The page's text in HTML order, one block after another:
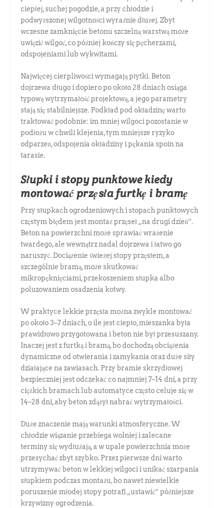
ciepłej, suchej pogodzie, a przy chłodzie i
podwyższonej wilgotności wyraźnie dłużej. Zbyt
wczesne zamknięcie betonu szczelną warstwą może
uwięzić wilgoć, co później kończy się pęcherzami,
odspojeniami lub wykwitami.
Najwięcej cierpliwości wymagają płytki. Beton
dojrzewa długo i dopiero po około 28 dniach osiąga
typową wytrzymałość projektową, a jego parametry
stają się stabilniejsze. Podkład pod okładzinę warto
traktować podobnie: im mniej wilgoci pozostanie w
podłożu w chwili klejenia, tym mniejsze ryzyko
odparzeń, odspojenia okładziny i pękania spoin na
tarasie.
Słupki i stopy punktowe kiedy
montować przęsła furtkę i bramę
Przy słupkach ogrodzeniowych i stopach punktowych
częstym błędem jest montaż przęseł „na drugi dzień”.
Beton na powierzchni może sprawiać wrażenie
twardego, ale wewnątrz nadal dojrzewa i łatwo go
naruszyć. Dociążenie świeżej stopy przęsłem, a
szczególnie bramą, może skutkować
mikropęknięciami, przekoszeniem słupka albo
poluzowaniem osadzenia kotwy.
W praktyce lekkie przęsła można zwykle montować
po około 3–7 dniach, o ile jest ciepło, mieszanka była
prawidłowo przygotowana i beton nie był przesuszany.
Inaczej jest z furtką i bramą, bo dochodzą obciążenia
dynamiczne od otwierania i zamykania oraz duże siły
działające na zawiasach. Przy bramie skrzydłowej
bezpieczniej jest odczekać co najmniej 7–14 dni, a przy
ciężkich bramach lub automatyce często celuje się w
14–28 dni, aby beton zdążył nabrać wytrzymałości.
Duże znaczenie mają warunki atmosferyczne. W
chłodzie wiązanie przebiega wolniej i zalecane
terminy się wydłużają, a w upale powierzchnia może
przesychać zbyt szybko. Przez pierwsze dni warto
utrzymywać beton w lekkiej wilgoci i unikać szarpania
słupkiem podczas montażu, bo nawet niewielkie
poruszenie młodej stopy potrafi „ustawić” późniejsze
krzywizny ogrodzenia.